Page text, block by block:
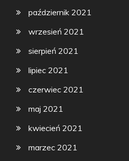
październik 2021
wrzesień 2021
sierpień 2021
lipiec 2021
czerwiec 2021
maj 2021
kwiecień 2021
marzec 2021